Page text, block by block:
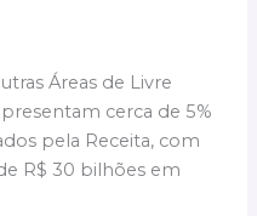
Áreas de Livre
cerca de 5%
pela Receita, com
R$ 30 bilhões em